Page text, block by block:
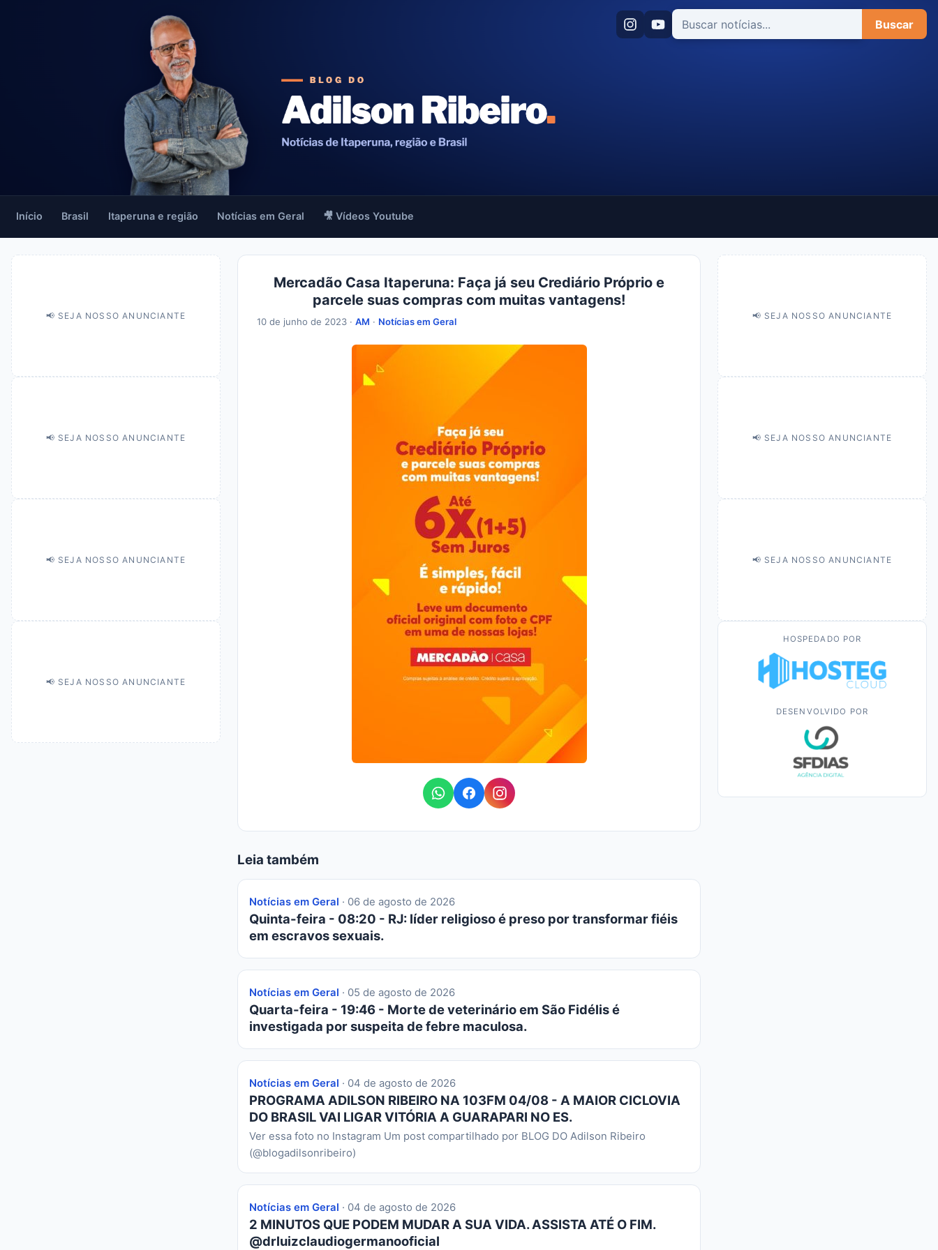
Buscar
Início Brasil Itaperuna e região Notícias em Geral 🎥 Vídeos Youtube
📢 SEJA NOSSO ANUNCIANTE
📢 SEJA NOSSO ANUNCIANTE
📢 SEJA NOSSO ANUNCIANTE
📢 SEJA NOSSO ANUNCIANTE
Mercadão Casa Itaperuna: Faça já seu Crediário Próprio e
parcele suas compras com muitas vantagens!
10 de junho de 2023 ·AM · Notícias em Geral
Leia também
Notícias em Geral · 06 de agosto de 2026
Quinta-feira - 08:20 - RJ: líder religioso é preso por transformar fiéis
em escravos sexuais.
Notícias em Geral · 05 de agosto de 2026
Quarta-feira - 19:46 - Morte de veterinário em São Fidélis é
investigada por suspeita de febre maculosa.
Notícias em Geral · 04 de agosto de 2026
PROGRAMA ADILSON RIBEIRO NA 103FM 04/08 - A MAIOR CICLOVIA
DO BRASIL VAI LIGAR VITÓRIA A GUARAPARI NO ES.
Ver essa foto no Instagram Um post compartilhado por BLOG DO Adilson Ribeiro
(@blogadilsonribeiro)
Notícias em Geral · 04 de agosto de 2026
2 MINUTOS QUE PODEM MUDAR A SUA VIDA. ASSISTA ATÉ O FIM.
@drluizclaudiogermanooficial
📢 SEJA NOSSO ANUNCIANTE
📢 SEJA NOSSO ANUNCIANTE
📢 SEJA NOSSO ANUNCIANTE
HOSPEDADO POR
DESENVOLVIDO POR